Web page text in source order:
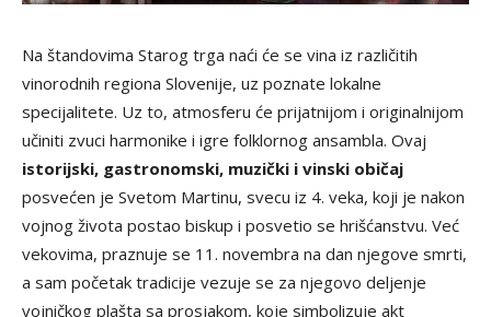
Na štandovima Starog trga naći će se vina iz različitih
vinorodnih regiona Slovenije, uz poznate lokalne
specijalitete. Uz to, atmosferu će prijatnijom i originalnijom
učiniti zvuci harmonike i igre folklornog ansambla. Ovaj
istorijski, gastronomski, muzički i vinski običaj
posvećen je Svetom Martinu, svecu iz 4. veka, koji je nakon
vojnog života postao biskup i posvetio se hrišćanstvu. Već
vekovima, praznuje se 11. novembra na dan njegove smrti,
a sam početak tradicije vezuje se za njegovo deljenje
vojničkog plašta sa prosjakom, koje simbolizuje akt